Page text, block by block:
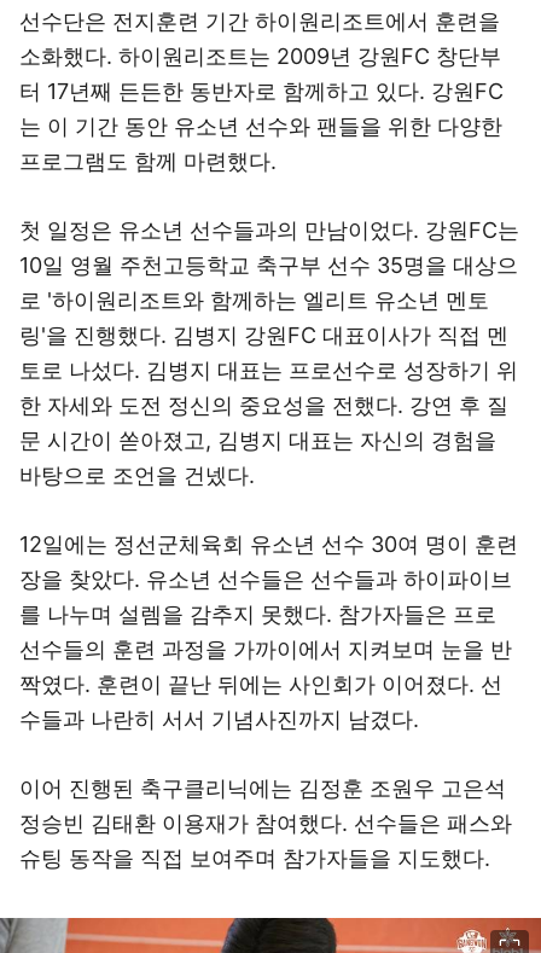
선수단은 전지훈련 기간 하이원리조트에서 훈련을
소화했다. 하이원리조트는 2009년 강원FC 창단부
터 17년째 든든한 동반자로 함께하고 있다. 강원FC
는 이 기간 동안 유소년 선수와 팬들을 위한 다양한
프로그램도 함께 마련했다.
첫 일정은 유소년 선수들과의 만남이었다. 강원FC는
10일 영월 주천고등학교 축구부 선수 35명을 대상으
로 '하이원리조트와 함께하는 엘리트 유소년 멘토
링'을 진행했다. 김병지 강원FC 대표이사가 직접 멘
토로 나섰다. 김병지 대표는 프로선수로 성장하기 위
한 자세와 도전 정신의 중요성을 전했다. 강연 후 질
문 시간이 쏟아졌고, 김병지 대표는 자신의 경험을
바탕으로 조언을 건넸다.
12일에는 정선군체육회 유소년 선수 30여 명이 훈련
장을 찾았다. 유소년 선수들은 선수들과 하이파이브
를 나누며 설렘을 감추지 못했다. 참가자들은 프로
선수들의 훈련 과정을 가까이에서 지켜보며 눈을 반
짝였다. 훈련이 끝난 뒤에는 사인회가 이어졌다. 선
수들과 나란히 서서 기념사진까지 남겼다.
이어 진행된 축구클리닉에는 김정훈 조원우 고은석
정승빈 김태환 이용재가 참여했다. 선수들은 패스와
슈팅 동작을 직접 보여주며 참가자들을 지도했다.